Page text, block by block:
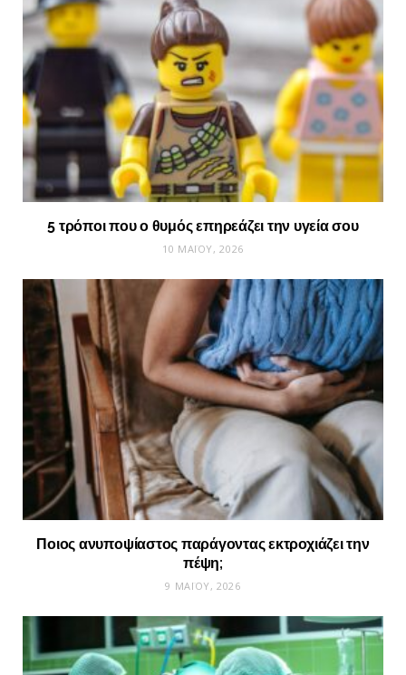
5 τρόποι που ο θυμός επηρεάζει την υγεία σου
10 ΜΑΪ́ΟΥ, 2026
Ποιος ανυποψίαστος παράγοντας εκτροχιάζει την
πέψη;
9 ΜΑΪ́ΟΥ, 2026